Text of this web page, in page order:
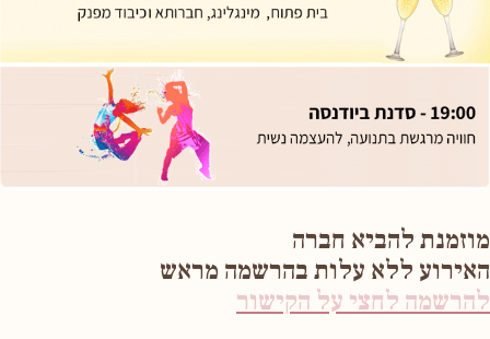
מוזמנת להביא חברה
האירוע ללא עלות בהרשמה מראש
להרשמה לחצי על הקישור